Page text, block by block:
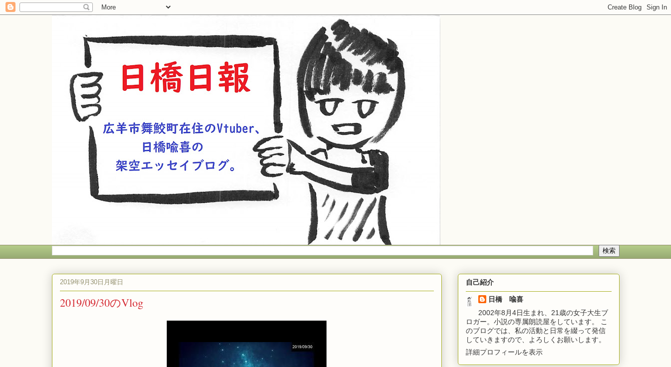
2019年9月30日月曜日
2019/09/30のVlog
自己紹介
日橋 喩喜
2002年8月4日生まれ、21歳の女子大生ブ
ロガー。小説の専属朗読屋をしています。 こ
のブログでは、私の活動と日常を綴って発信
していきますので、よろしくお願いします。
詳細プロフィールを表示